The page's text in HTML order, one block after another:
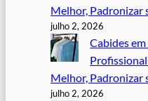
Melhor, Padronizar
julho 2, 2026
Cabides
Melhor, Padronizar
julho 2, 2026